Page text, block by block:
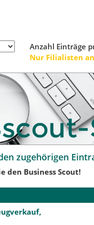
Anzahl Einträge
Nur Filialisten
zugehörigen
den Business Scout!